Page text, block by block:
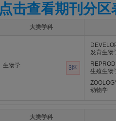
点击查看期刊分区
大类学科
生物学 3区
发育生物
生殖生物
动物学
大类学科